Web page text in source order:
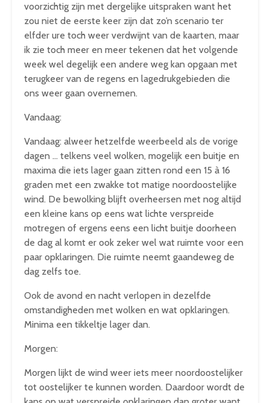
voorzichtig zijn met dergelijke uitspraken want het
zou niet de eerste keer zijn dat zo’n scenario ter
elfder ure toch weer verdwijnt van de kaarten, maar
ik zie toch meer en meer tekenen dat het volgende
week wel degelijk een andere weg kan opgaan met
terugkeer van de regens en lagedrukgebieden die
ons weer gaan overnemen.
Vandaag:
Vandaag: alweer hetzelfde weerbeeld als de vorige
dagen … telkens veel wolken, mogelijk een buitje en
maxima die iets lager gaan zitten rond een 15 à 16
graden met een zwakke tot matige noordoostelijke
wind. De bewolking blijft overheersen met nog altijd
een kleine kans op eens wat lichte verspreide
motregen of ergens eens een licht buitje doorheen
de dag al komt er ook zeker wel wat ruimte voor een
paar opklaringen. Die ruimte neemt gaandeweg de
dag zelfs toe.
Ook de avond en nacht verlopen in dezelfde
omstandigheden met wolken en wat opklaringen.
Minima een tikkeltje lager dan.
Morgen:
Morgen lijkt de wind weer iets meer noordoostelijker
tot oostelijker te kunnen worden. Daardoor wordt de